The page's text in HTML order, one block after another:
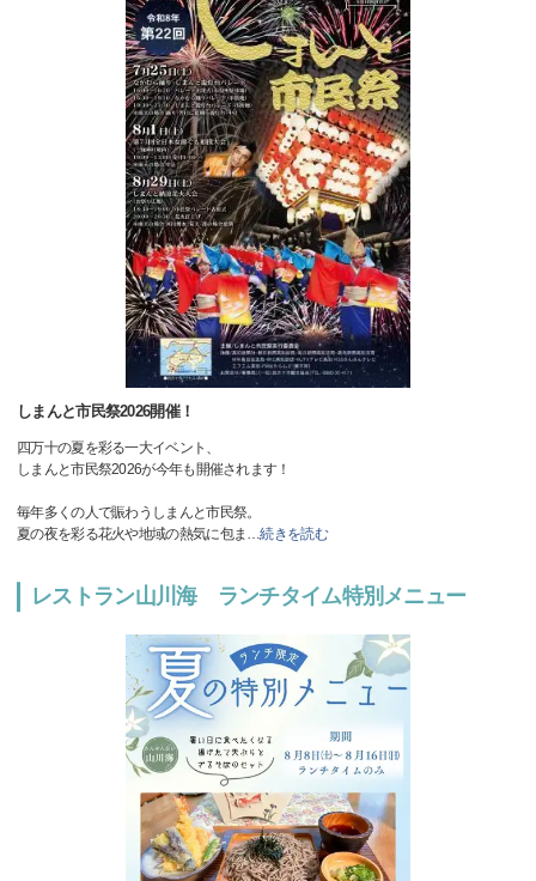
しまんと市民祭2026開催！
四万十の夏を彩る一大イベント、
しまんと市民祭2026が今年も開催されます！
毎年多くの人で賑わうしまんと市民祭。
夏の夜を彩る花火や地域の熱気に包ま …続きを読む
レストラン山川海 ランチタイム特別メニュー